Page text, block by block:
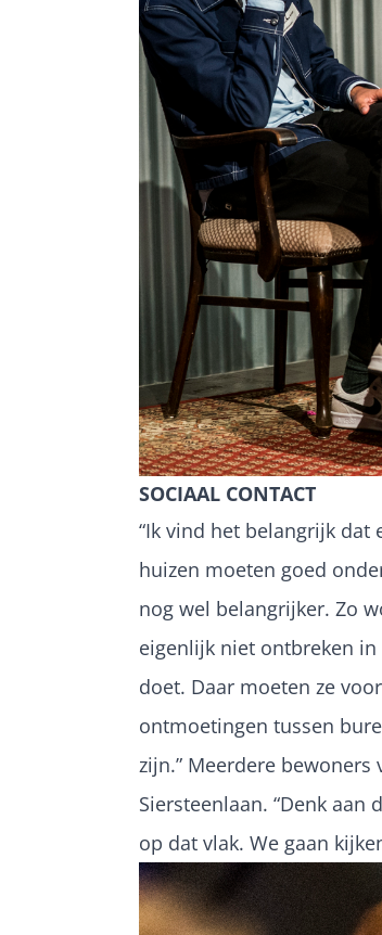
SOCIAAL CONTACT
“Ik vind het belangrijk
huizen moeten goed
nog wel belangrijker. Zo
eigenlijk niet ontbreken
doet. Daar moeten ze
ontmoetingen tussen
zijn.” Meerdere
Siersteenlaan. “Denk aan
op dat vlak. We gaan